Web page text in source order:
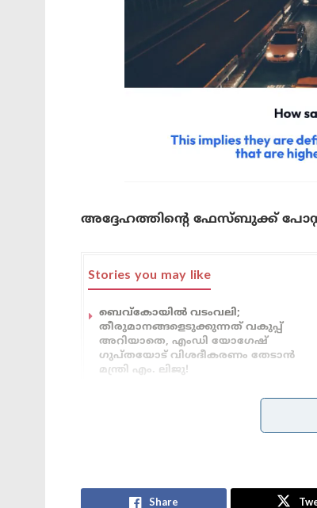
അദ്ദേഹത്തിന്റെ ഫേസ്ബുക്ക്
Stories you may like
ബെവ്കോയിൽ വടംവലി;
തീരുമാനങ്ങളെടുക്കുന്നത് വകുപ്പ്
അറിയാതെ, എംഡി യോഗേഷ്
ഗുപ്തയോട് വിശദീകരണം തേടാൻ
മന്ത്രി എം. ലിജു!
ഞെട്ടിപ്പിക്കുന്നതാണ്.
Share